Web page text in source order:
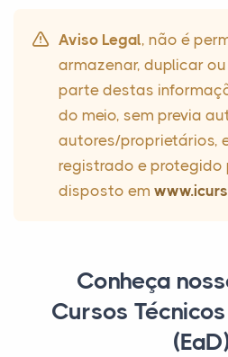
Aviso Legal, não é
armazenar, duplicar
parte destas
do meio, sem previa
autores/proprietários,
registrado e protegido
disposto em
Conheça
Cursos